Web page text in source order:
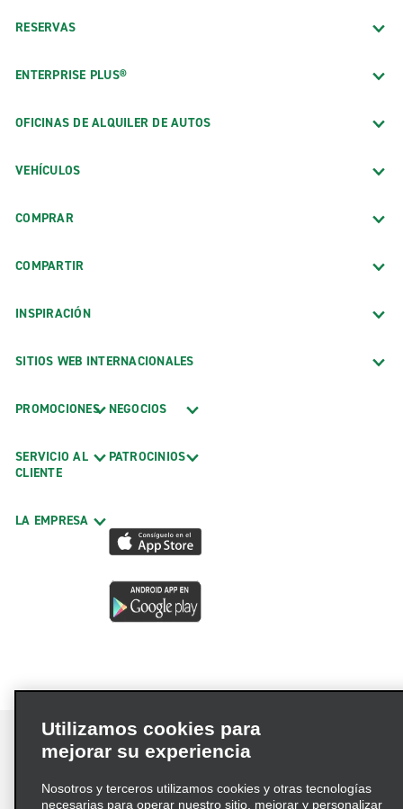
RESERVAS
ENTERPRISE PLUS®
OFICINAS DE ALQUILER DE AUTOS
VEHÍCULOS
COMPRAR
COMPARTIR
INSPIRACIÓN
SITIOS WEB INTERNACIONALES
PROMOCIONES
SERVICIO AL
CLIENTE
LA EMPRESA
NEGOCIOS
PATROCINIOS
Términos de uso Política de privacidad
Utilizamos cookies para
mejorar su experiencia
Nosotros y terceros utilizamos cookies y otras tecnologías
necesarias para operar nuestro sitio, mejorar y personalizar